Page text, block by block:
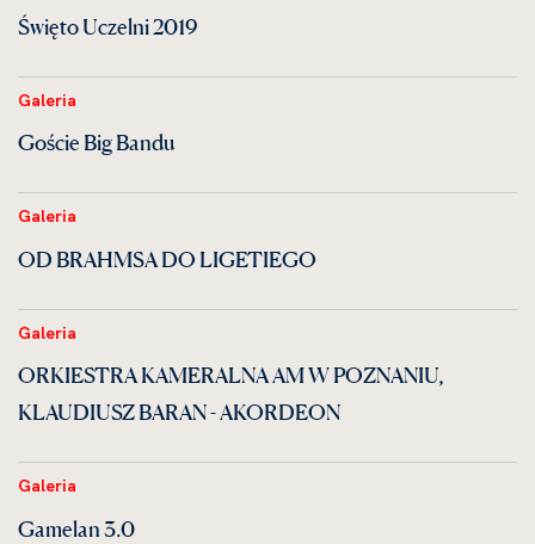
Święto Uczelni 2019
Galeria
Goście Big Bandu
Galeria
OD BRAHMSA DO LIGETIEGO
Galeria
ORKIESTRA KAMERALNA AM W POZNANIU,
KLAUDIUSZ BARAN - AKORDEON
Galeria
Gamelan 3.0